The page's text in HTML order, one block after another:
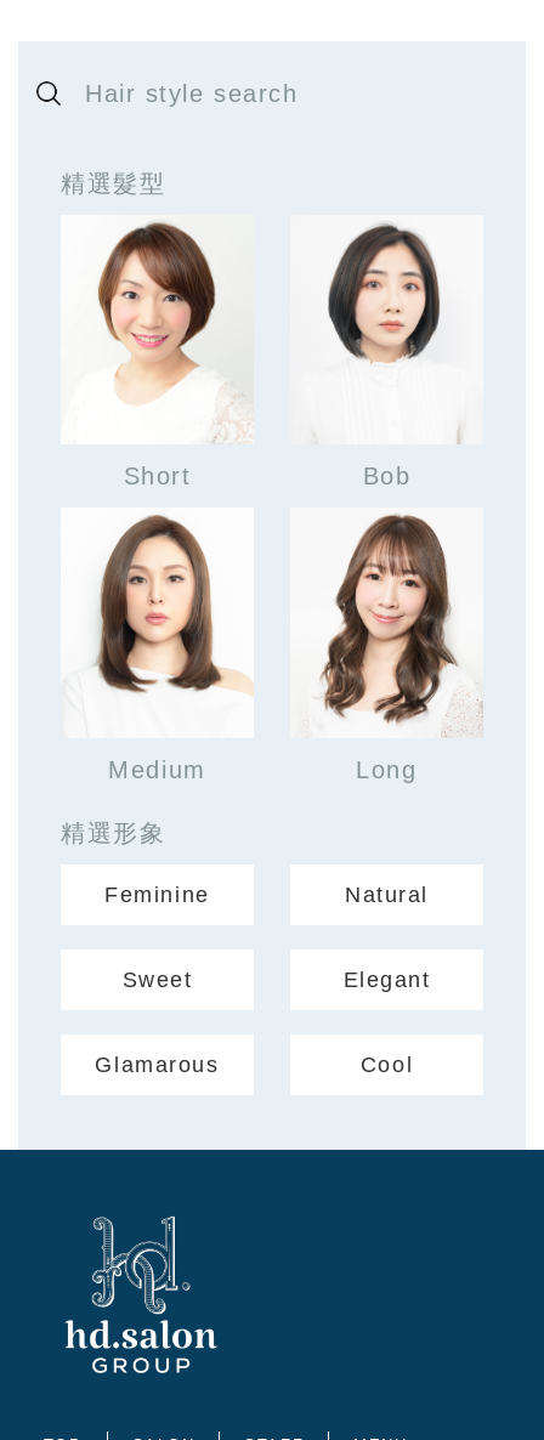
Hair style search
精選髮型
Short Bob
Medium Long
精選形象
Feminine Natural
Sweet Elegant
Glamarous Cool